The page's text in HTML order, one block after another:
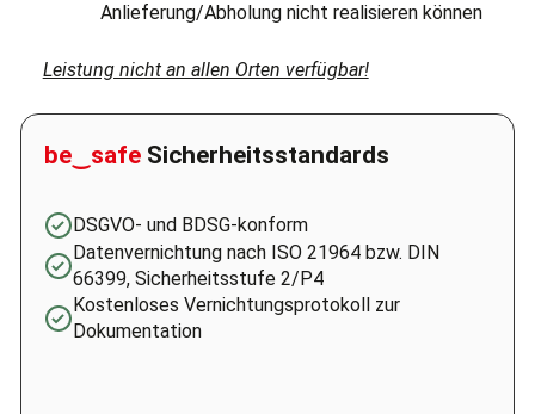
Anlieferung/Abholung nicht realisieren können
Leistung nicht an allen Orten verfügbar!
be‿safeSicherheitsstandards
DSGVO- und BDSG-konform
Datenvernichtung nach ISO 21964 bzw. DIN
66399, Sicherheitsstufe 2/P4
Kostenloses Vernichtungsprotokoll zur
Dokumentation